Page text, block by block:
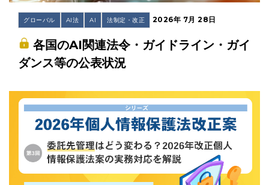
グローバル AI法 AI 法制定・改正 2026年 7月 28日
各国のAI関連法令・ガイドライン・ガイ
ダンス等の公表状況